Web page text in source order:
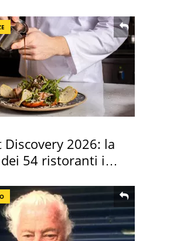
Discovery 2026: la
54 ristoranti in